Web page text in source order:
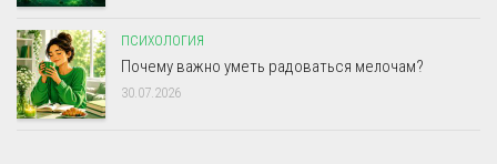
ПСИХОЛОГИЯ
Почему важно уметь радоваться мелочам?
30.07.2026